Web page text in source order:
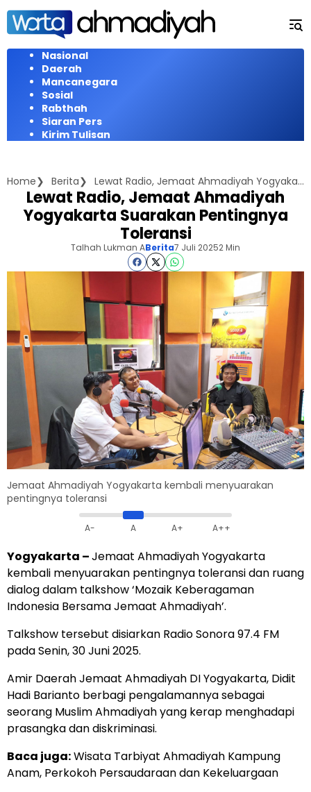
Langsung
konten
Nasional
Daerah
Mancanegara
Sosial
Rabthah
Siaran Pers
Kirim Tulisan
Home Berita Lewat Radio, Jemaat Ahmadiyah Yogyakarta Suarakan Pentingnya Toleransi
Lewat Radio, Jemaat Ahmadiyah
Yogyakarta Suarakan Pentingnya
Toleransi
Talhah Lukman ABerita7 Juli 20252 Min
Jemaat Ahmadiyah Yogyakarta kembali menyuarakan
pentingnya toleransi
A- A A+ A++
Yogyakarta –Jemaat Ahmadiyah Yogyakarta
kembali menyuarakan pentingnya toleransi dan ruang
dialog dalam talkshow ‘Mozaik Keberagaman
Indonesia Bersama Jemaat Ahmadiyah’.
Talkshow tersebut disiarkan Radio Sonora 97.4 FM
pada Senin, 30 Juni 2025.
Amir Daerah Jemaat Ahmadiyah DI Yogyakarta, Didit
Hadi Barianto berbagi pengalamannya sebagai
seorang Muslim Ahmadiyah yang kerap menghadapi
prasangka dan diskriminasi.
Baca juga:Wisata Tarbiyat Ahmadiyah Kampung
Anam, Perkokoh Persaudaraan dan Kekeluargaan